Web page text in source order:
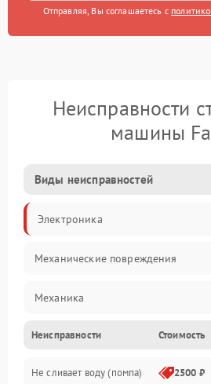
Отправляя, Вы соглашаетесь с
Неисправности
машины
Виды неисправностей
Электроника
Механические повреждения
Механика
Электропитание
Водоснабжение
Неисправности Стоимость
Не сливает воду (помпа) 2500 ₽